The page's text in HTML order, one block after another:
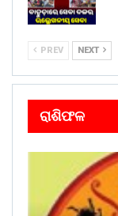
PREV NEXT
ରାଶିଫଳ